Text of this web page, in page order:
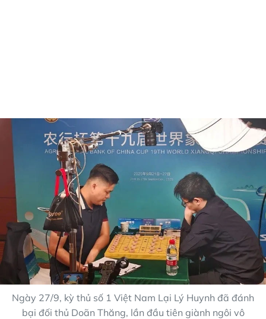
Ngày 27/9, kỳ thủ số 1 Việt Nam Lại Lý Huynh đã đánh
bại đối thủ Doãn Thăng, lần đầu tiên giành ngôi vô